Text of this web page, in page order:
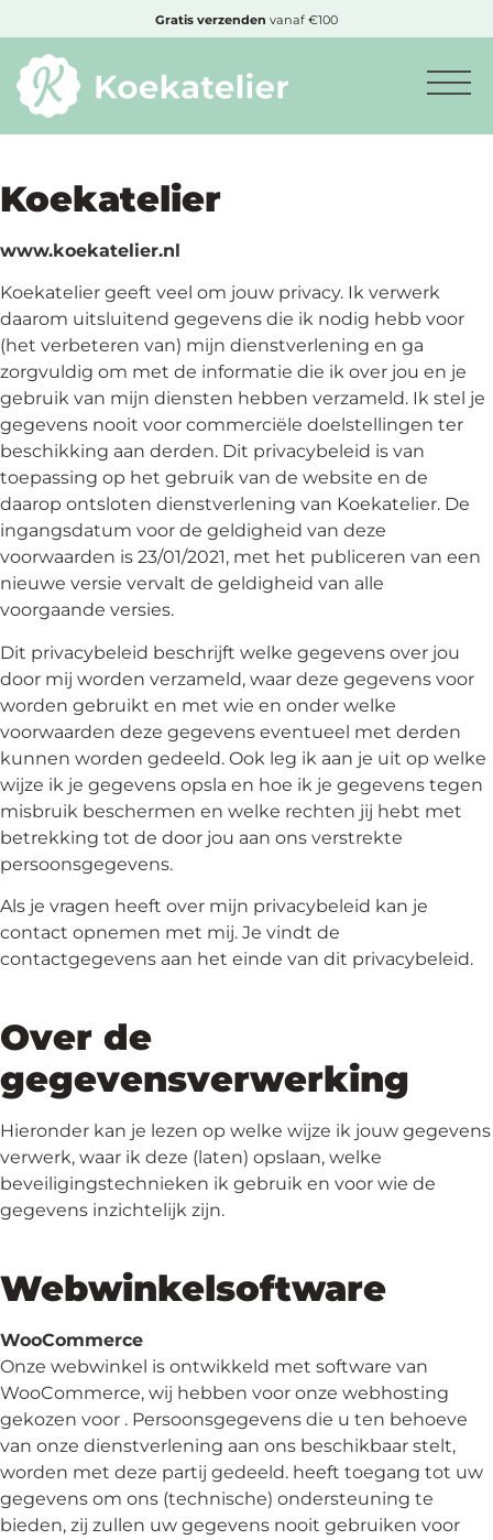
Minimum
€10
Nieuwe
producten
Producten
op
soort
Producten
op
thema
Maatwerk
Cursussen
Gratis
Outlet
Cadeautjebij bestelling vanaf €50,-
Koekatelier
www.koekatelier.nl
Koekatelier geeft veel om jouw privacy. Ik verwerk
daarom uitsluitend gegevens die ik nodig hebb voor
(het verbeteren van) mijn dienstverlening en ga
zorgvuldig om met de informatie die ik over jou en je
gebruik van mijn diensten hebben verzameld. Ik stel je
gegevens nooit voor commerciële doelstellingen ter
beschikking aan derden. Dit privacybeleid is van
toepassing op het gebruik van de website en de
daarop ontsloten dienstverlening van Koekatelier. De
ingangsdatum voor de geldigheid van deze
voorwaarden is 23/01/2021, met het publiceren van een
nieuwe versie vervalt de geldigheid van alle
voorgaande versies.
Dit privacybeleid beschrijft welke gegevens over jou
door mij worden verzameld, waar deze gegevens voor
worden gebruikt en met wie en onder welke
voorwaarden deze gegevens eventueel met derden
kunnen worden gedeeld. Ook leg ik aan je uit op welke
wijze ik je gegevens opsla en hoe ik je gegevens tegen
misbruik beschermen en welke rechten jij hebt met
betrekking tot de door jou aan ons verstrekte
persoonsgegevens.
Als je vragen heeft over mijn privacybeleid kan je
contact opnemen met mij. Je vindt de
contactgegevens aan het einde van dit privacybeleid.
Over de
gegevensverwerking
Hieronder kan je lezen op welke wijze ik jouw gegevens
verwerk, waar ik deze (laten) opslaan, welke
beveiligingstechnieken ik gebruik en voor wie de
gegevens inzichtelijk zijn.
Webwinkelsoftware
WooCommerce
Onze webwinkel is ontwikkeld met software van
WooCommerce, wij hebben voor onze webhosting
gekozen voor . Persoonsgegevens die u ten behoeve
van onze dienstverlening aan ons beschikbaar stelt,
worden met deze partij gedeeld. heeft toegang tot uw
gegevens om ons (technische) ondersteuning te
bieden, zij zullen uw gegevens nooit gebruiken voor